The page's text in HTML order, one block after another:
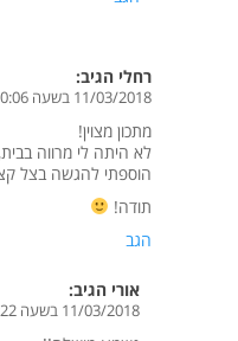
רחלי הגיב:
11/03/2018 בשעה 0:06
מתכון מצוין!
לא היתה לי מרווה
הוספתי להגשה בצל
תודה!
הגב
אורי הגיב:
11/03/2018 בשעה 17:22